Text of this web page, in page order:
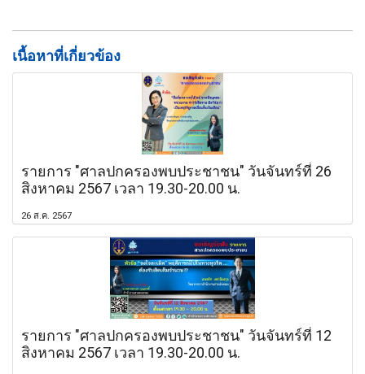
เนื้อหาที่เกี่ยวข้อง
รายการ "ศาลปกครองพบประชาชน" วันจันทร์ที่ 26
สิงหาคม 2567 เวลา 19.30-20.00 น.
26 ส.ค. 2567
รายการ "ศาลปกครองพบประชาชน" วันจันทร์ที่ 12
สิงหาคม 2567 เวลา 19.30-20.00 น.